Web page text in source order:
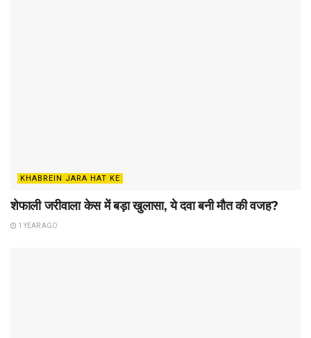
KHABREIN JARA HAT KE
शेफाली जरीवाला केस में बड़ा खुलासा, ये दवा बनी मौत की वजह?
1 YEAR AGO